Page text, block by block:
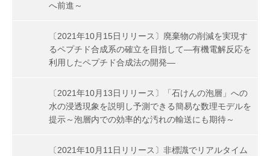
へ前進～
〔2021年10月15日リリース〕廃棄物の削減を実現す
るペプチド合成系の確立を目指して―有機電解反応を
利用したペプチド合成法の開発―
〔2021年10月13日リリース〕「石けんの泡層」への
水の浸透現象を説明し予測できる簡易な数理モデルを
提示～泡層内での効率的な汚れの輸送にも期待～
〔2021年10月11日リリース〕非標識でリアルタイム